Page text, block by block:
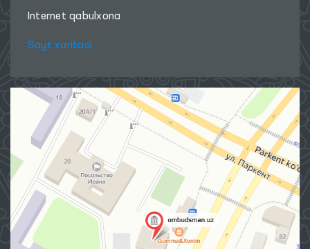
Internet qabulxona
Sayt xaritasi